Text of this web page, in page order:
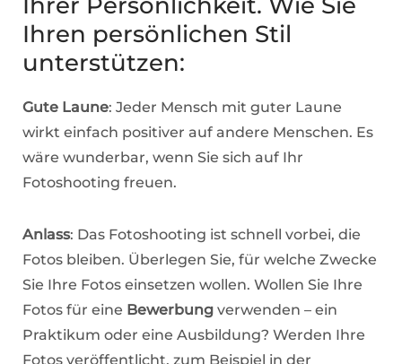
Ihren persönlichen Stil
unterstützen:
Gute Laune: Jeder Mensch mit guter Laune
wirkt einfach positiver auf andere Menschen. Es
wäre wunderbar, wenn Sie sich auf Ihr
Fotoshooting freuen.
Anlass: Das Fotoshooting ist schnell vorbei, die
Fotos bleiben. Überlegen Sie, für welche Zwecke
Sie Ihre Fotos einsetzen wollen. Wollen Sie Ihre
Fotos für eine Bewerbung verwenden – ein
Praktikum oder eine Ausbildung? Werden Ihre
Fotos veröffentlicht, zum Beispiel in der